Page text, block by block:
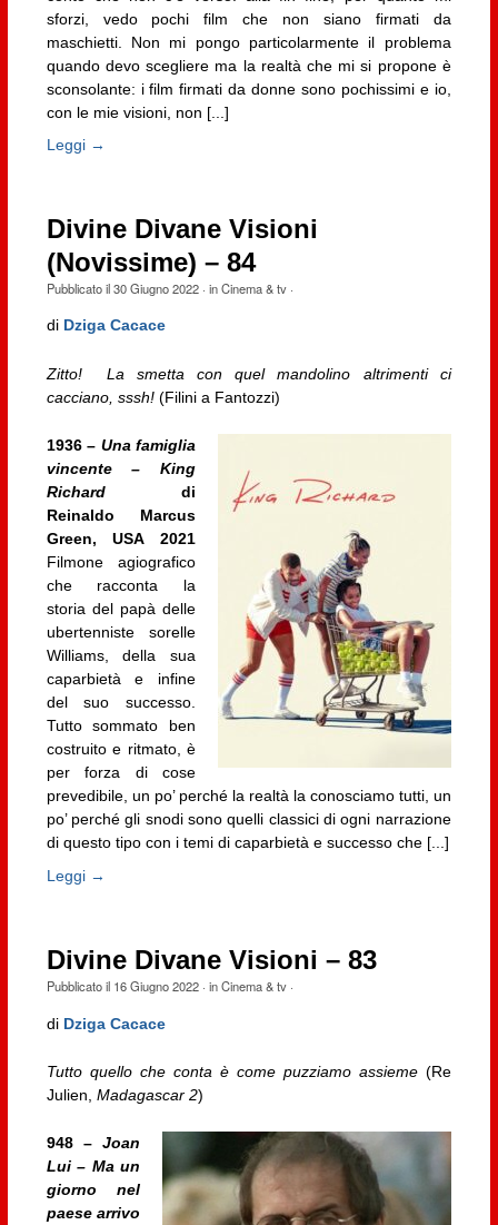
sforzi, vedo pochi film che non siano firmati da
maschietti. Non mi pongo particolarmente il problema
quando devo scegliere ma la realtà che mi si propone è
sconsolante: i film firmati da donne sono pochissimi e io,
con le mie visioni, non [...]
Leggi →
Divine Divane Visioni
(Novissime) – 84
Pubblicato il30 Giugno 2022· inCinema & tv·
di Dziga Cacace
Zitto! La smetta con quel mandolino altrimenti ci
cacciano, sssh!(Filini a Fantozzi)
1936 – Una famiglia
vincente – King
Richarddi
Reinaldo Marcus
Green, USA 2021
Filmone agiografico
che racconta la
storia del papà delle
ubertenniste sorelle
Williams, della sua
caparbietà e infine
del suo successo.
Tutto sommato ben
costruito e ritmato, è
per forza di cose
prevedibile, un po’ perché la realtà la conosciamo tutti, un
po’ perché gli snodi sono quelli classici di ogni narrazione
di questo tipo con i temi di caparbietà e successo che [...]
Leggi →
Divine Divane Visioni – 83
Pubblicato il 16 Giugno 2022· inCinema & tv·
di Dziga Cacace
Tutto quello che conta è come puzziamo assieme(Re
Julien, Madagascar 2)
948 –Joan
Lui – Ma un
giorno nel
paese arrivo